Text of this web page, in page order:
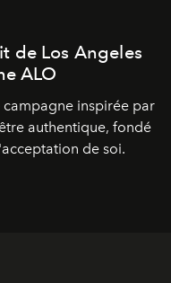
de Los Angeles
ALO
inspirée par
authentique, fondé
de soi.